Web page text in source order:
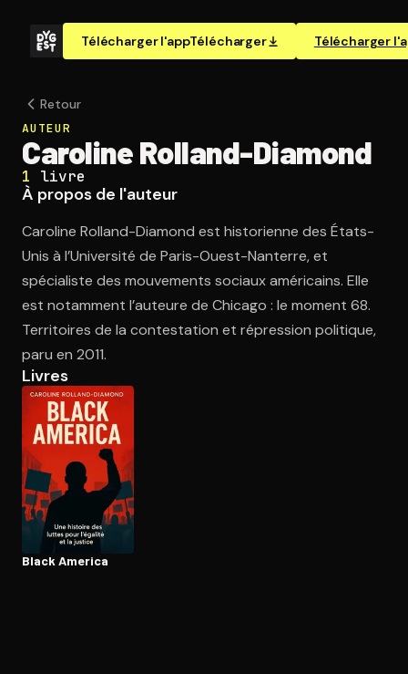
Télécharger l'appTélécharger Télécharger
Ouvre l'app Appareil photo, pointe sur le code. C'est gratuit à
Retour
AUTEUR
Caroline Rolland-Diamond
1 livre
À propos de l'auteur
Caroline Rolland-Diamond est historienne des États-
Unis à l’Université de Paris-Ouest-Nanterre, et
spécialiste des mouvements sociaux américains. Elle
est notamment l’auteure de Chicago : le moment 68.
Territoires de la contestation et répression politique,
paru en 2011.
Livres
Black America